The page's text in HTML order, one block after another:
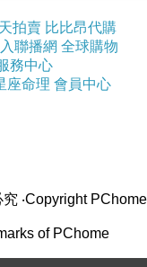
拍賣 比比昂代購
聯播網 全球購物
務中心
座命理 會員中心
究 ‧Copyright PChome
of PChome